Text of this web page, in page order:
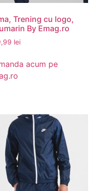
Trening cu logo,
By Emag.ro
lei
acum pe